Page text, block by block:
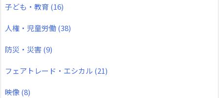
子ども・教育 (16)
人権・児童労働(38)
防災・災害(9)
フェアトレード・エシカル (21)
映像(8)